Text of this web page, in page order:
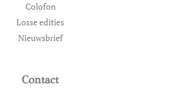
Colofon
Losse edities
Nieuwsbrief
Contact